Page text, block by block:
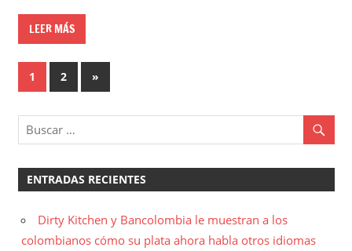
LEER MÁS
Paginación
entradas
1 2
Entradas
siguientes
»
ENTRADAS RECIENTES
Dirty Kitchen y Bancolombia le muestran a los
colombianos cómo su plata ahora habla otros idiomas